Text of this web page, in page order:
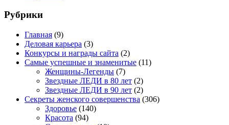
Рубрики
Главная (9)
Деловая карьера (3)
Конкурсы и награды сайта (2)
Самые успешные и знаменитые (11)
Женщины-Легенды (7)
Звездные ЛЕДИ в 80 лет (2)
Звездные ЛЕДИ в 90 лет (2)
Секреты женского совершенства (306)
Здоровье (140)
Красота (94)